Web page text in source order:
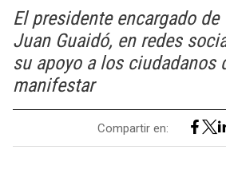
El presidente encargado de
Juan Guaidó, en redes
su apoyo a los ciudadanos
manifestar
Compartir en: